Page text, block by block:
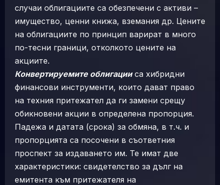
случаи облигациите са обезпечени с активи –
имущество, ценни книжа, вземания др. Цените
на облигациите по принцип варират в много
по-тесни граници, отколкото цените на
акциите.
Конвертируемите облигацииса хибридни
финансови инструменти, които дават право
на техния притежател да ги замени срещу
обикновени акции в определена пропорция.
Падежа и датата (срока) за обмяна, в т.ч. и
пропорцията са посочени в съответния
проспект за издаването им. Те имат две
характеристики: свидетелство за дълг на
емитента към притежателя на